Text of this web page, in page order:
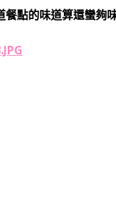
餐點的味道算還蠻夠